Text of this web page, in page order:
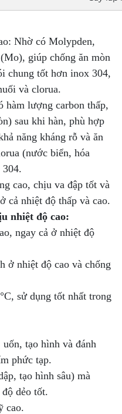
Nhờ có Molypden,
giúp chống ăn mòn
chung tốt hơn inox 304,
và clorua.
lượng carbon thấp,
sau khi hàn, phù hợp
năng kháng rỗ và ăn
(nước biển, hóa
cao, chịu va đập tốt và
cả nhiệt độ thấp và cao.
nhiệt độ cao:
ngay cả ở nhiệt độ
ở nhiệt độ cao và chống
sử dụng tốt nhất trong
tạo hình và đánh
phức tạp.
tạo hình sâu) mà
dẻo tốt.
cao.